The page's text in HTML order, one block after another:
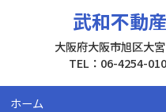
武和不動
大阪府大阪市旭区大
TEL：06-4254-
ホーム